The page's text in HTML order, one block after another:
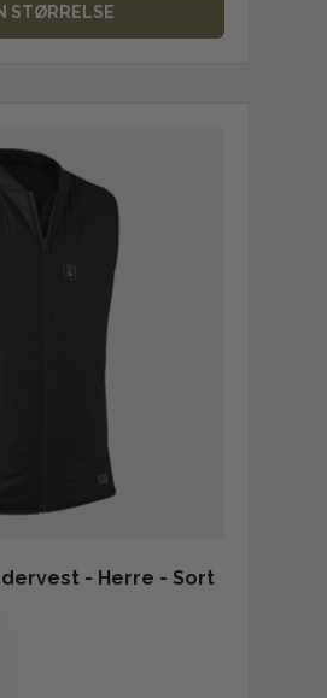
STØRRELSE
- Herre - Sort